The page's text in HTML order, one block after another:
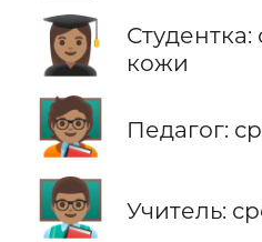
👩🏽‍🎓
кожи
🧑🏽‍🏫 Педагог:
👨🏽‍🏫 Учитель: